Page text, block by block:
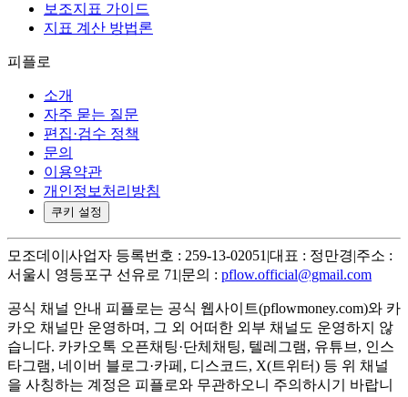
보조지표 가이드
지표 계산 방법론
피플로
소개
자주 묻는 질문
편집·검수 정책
문의
이용약관
개인정보처리방침
쿠키 설정
모조데이 |사업자 등록번호 : 259-13-02051 |대표 : 정만경|주소 :
서울시 영등포구 선유로 71 |문의 : pflow.official@gmail.com
공식 채널 안내 피플로는 공식 웹사이트(pflowmoney.com)와 카
카오 채널만 운영하며, 그 외 어떠한 외부 채널도 운영하지 않
습니다. 카카오톡 오픈채팅·단체채팅, 텔레그램, 유튜브, 인스
타그램, 네이버 블로그·카페, 디스코드, X(트위터) 등 위 채널
을 사칭하는 계정은 피플로와 무관하오니 주의하시기 바랍니